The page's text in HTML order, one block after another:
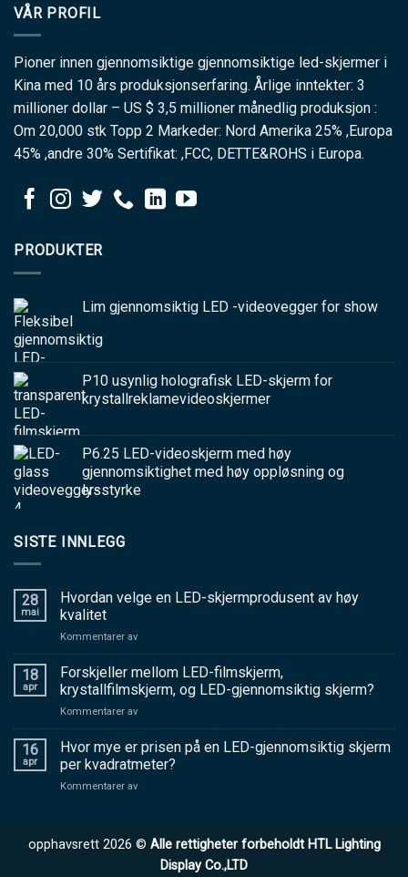
VÅR PROFIL
Pioner innen gjennomsiktige gjennomsiktige led-skjermer i
Kina med 10 års produksjonserfaring. Årlige inntekter: 3
millioner dollar – US $ 3,5 millioner månedlig produksjon :
Om 20,000 stk Topp 2 Markeder: Nord Amerika 25% ,Europa
45% ,andre 30% Sertifikat: ,FCC, DETTE&ROHS i Europa.
PRODUKTER
Lim gjennomsiktig LED -videovegger for show
P10 usynlig holografisk LED-skjerm for
krystallreklamevideoskjermer
P6.25 LED-videoskjerm med høy
gjennomsiktighet med høy oppløsning og
lysstyrke
SISTE INNLEGG
28
mai
Hvordan velge en LED-skjermprodusent av høy
kvalitet
Kommentarer avpå
velge
en
LED-
skjermprodusent
høy
kvalitet
18
apr
Forskjeller mellom LED-filmskjerm,
krystallfilmskjerm, og LED-gjennomsiktig skjerm?
Kommentarer avpå
mellom
LED-
filmskjerm,
krystallfilmskjerm,
skjerm?
16
apr
Hvor mye er prisen på en LED-gjennomsiktig skjerm
per kvadratmeter?
Kommentarer avpå
prisen
opphavsrett 2026 © Alle rettigheter forbeholdt HTL Lighting
Display Co.,LTD